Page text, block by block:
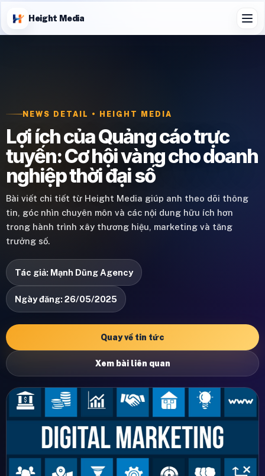
Height Media
NEWS DETAIL • HEIGHT MEDIA
Lợi ích của Quảng cáo trực
tuyến: Cơ hội vàng cho doanh
nghiệp thời đại số
Bài viết chi tiết từ Height Media giúp anh theo dõi thông
tin, góc nhìn chuyên môn và các nội dung hữu ích hơn
trong hành trình xây thương hiệu, marketing và tăng
trưởng số.
Tác giả: Mạnh Dũng Agency
Ngày đăng: 26/05/2025
Quay về tin tức
Xem bài liên quan